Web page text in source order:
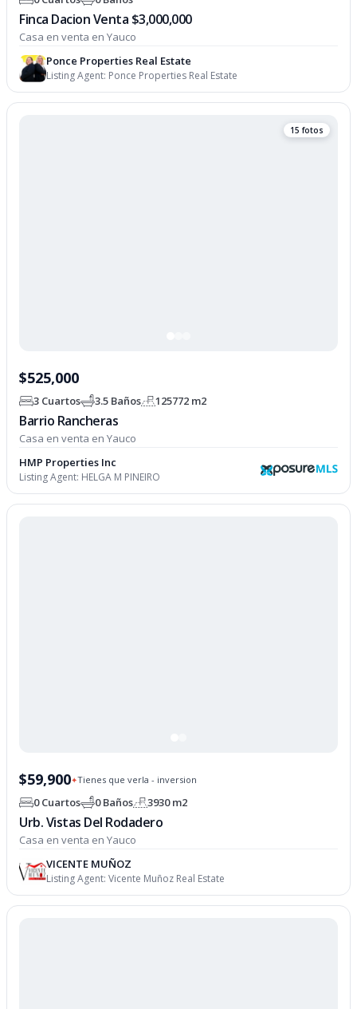
Finca Dacion Venta $3,000,000
Casa en venta en Yauco
Ponce Properties Real Estate
Listing Agent: Ponce Properties Real Estate
15 fotos
$525,000
3 Cuartos 3.5 Baños 125772 m2
Barrio Rancheras
Casa en venta en Yauco
HMP Properties Inc
Listing Agent: HELGA M PINEIRO
$59,900✦Tienes que verla - inversion
0 Cuartos 0 Baños 3930 m2
Urb. Vistas Del Rodadero
Casa en venta en Yauco
VICENTE MUÑOZ
Listing Agent:Vicente Muñoz Real Estate